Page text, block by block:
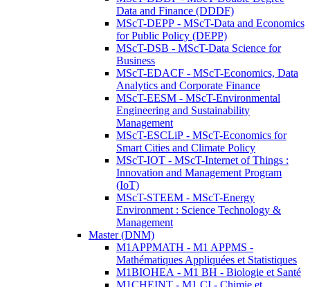
Data and Finance (DDDF)
MScT-DEPP - MScT-Data and Economics
for Public Policy (DEPP)
MScT-DSB - MScT-Data Science for
Business
MScT-EDACF - MScT-Economics, Data
Analytics and Corporate Finance
MScT-EESM - MScT-Environmental
Engineering and Sustainability
Management
MScT-ESCLiP - MScT-Economics for
Smart Cities and Climate Policy
MScT-IOT - MScT-Internet of Things :
Innovation and Management Program
(IoT)
MScT-STEEM - MScT-Energy
Environment : Science Technology &
Management
Master (DNM)
M1APPMATH - M1 APPMS -
Mathématiques Appliquées et Statistiques
M1BIOHEA - M1 BH - Biologie et Santé
M1CHEINT - M1 CI - Chimie et